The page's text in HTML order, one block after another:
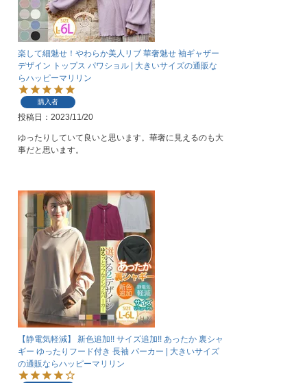
楽して細魅せ！やわらか美人リブ 華奢魅せ 袖ギャザー
デザイン トップス パワショル | 大きいサイズの通販な
らハッピーマリリン
購入者
投稿日 2023/11/20
ゆったりしていて良いと思います。華奢に見えるのも大
事だと思います。
【静電気軽減】 新色追加!! サイズ追加!! あったか 裏シャ
ギー ゆったりフード付き 長袖 パーカー | 大きいサイズ
の通販ならハッピーマリリン